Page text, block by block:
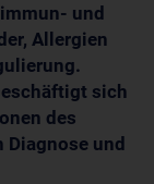
und
Allergien
sich
des
und